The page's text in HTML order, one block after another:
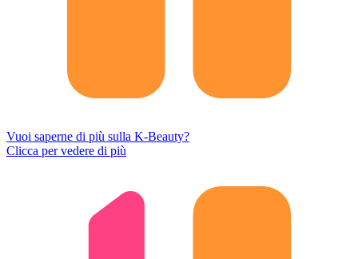
Vuoi saperne di più sulla K-Beauty?
Clicca per vedere di più